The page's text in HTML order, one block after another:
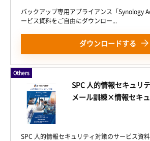
バックアップ専用アプライアンス「Synology
ービス資料をご自由にダウンロー...
ダウンロードする
Others
SPC 人的情報セキュリ
メール訓練×情報セキュ
SPC 人的情報セキュリティ対策のサービス資